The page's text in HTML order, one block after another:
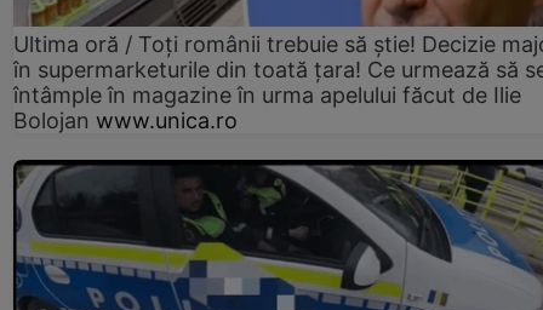
Ultima oră / Toți românii trebuie să știe! Decizie
în supermarketurile din toată țara! Ce urmează să
întâmple în magazine în urma apelului făcut de Ilie
Bolojan www.unica.ro